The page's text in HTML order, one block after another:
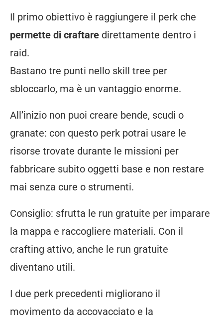
Il primo obiettivo è raggiungere il perk che
permette di craftare direttamente dentro i
raid.
Bastano tre punti nello skill tree per
sbloccarlo, ma è un vantaggio enorme.
All’inizio non puoi creare bende, scudi o
granate: con questo perk potrai usare le
risorse trovate durante le missioni per
fabbricare subito oggetti base e non restare
mai senza cure o strumenti.
Consiglio: sfrutta le run gratuite per imparare
la mappa e raccogliere materiali. Con il
crafting attivo, anche le run gratuite
diventano utili.
I due perk precedenti migliorano il
movimento da accovacciato e la